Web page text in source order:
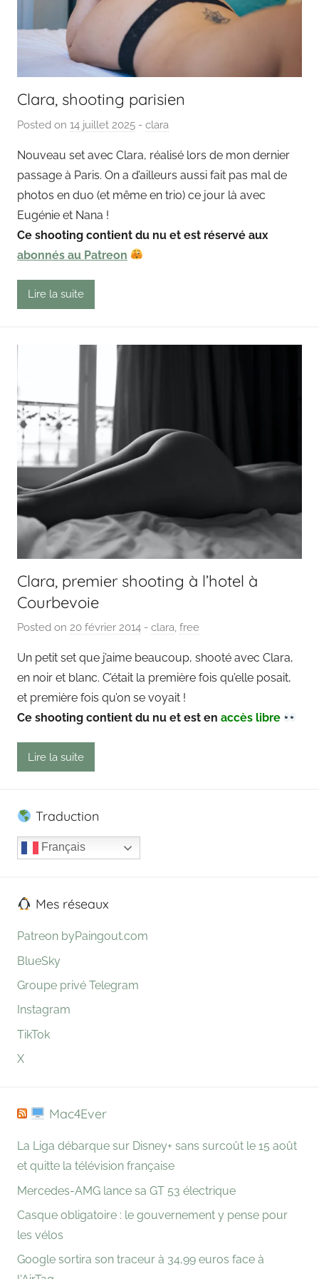
Clara, shooting parisien
Posted on 14 juillet 2025 b
P
a
i
g
o
- clara
Nouveau set avec Clara, réalisé lors de mon dernier
passage à Paris. On a d’ailleurs aussi fait pas mal de
photos en duo (et même en trio) ce jour là avec
Eugénie et Nana !
Ce shooting contient du nu et est réservé aux
abonnés au Patreon
Lire la suite
Clara, premier shooting à l’hotel à
Courbevoie
Posted on 20 février 2014 b
P
a
i
n
- clara, free
Un petit set que j’aime beaucoup, shooté avec Clara,
en noir et blanc. C’était la première fois qu’elle posait,
et première fois qu’on se voyait !
Ce shooting contient du nu et est en accès libre
Lire la suite
Traduction
Français
Mes réseaux
Patreon byPaingout.com
BlueSky
Groupe privé Telegram
Instagram
TikTok
X
Mac4Ever
La Liga débarque sur Disney+ sans surcoût le 15 août
et quitte la télévision française
Mercedes-AMG lance sa GT 53 électrique
Casque obligatoire : le gouvernement y pense pour
les vélos
Google sortira son traceur à 34,99 euros face à